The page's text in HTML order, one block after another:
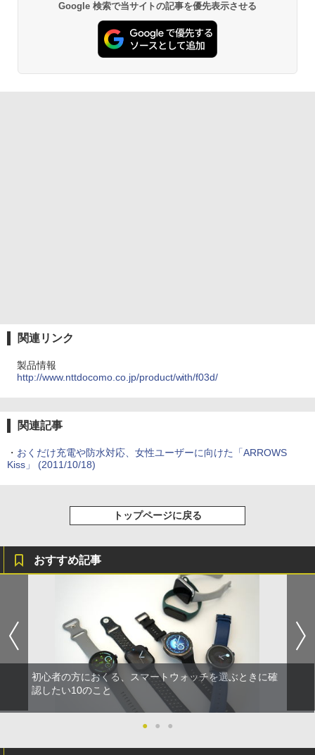
Google 検索で当サイトの記事を優先表示させる
関連リンク
製品情報
http://www.nttdocomo.co.jp/product/with/f03d/
関連記事
・ おくだけ充電や防水対応、女性ユーザーに向けた「ARROWS
Kiss」
(2011/10/18)
トップページに戻る
おすすめ記事
初心者の方におくる、スマートウォッチを選ぶときに確
認したい10のこと
● ● ●